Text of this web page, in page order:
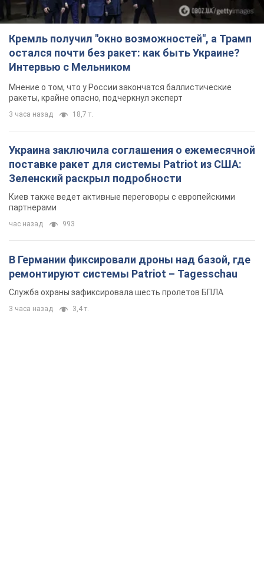
Кремль получил "окно возможностей", а Трамп
остался почти без ракет: как быть Украине?
Интервью с Мельником
Мнение о том, что у России закончатся баллистические
ракеты, крайне опасно, подчеркнул эксперт
3 часа назад 18,7 т.
Украина заключила соглашения о ежемесячной
поставке ракет для системы Patriot из США:
Зеленский раскрыл подробности
Киев также ведет активные переговоры с европейскими
партнерами
час назад 993
В Германии фиксировали дроны над базой, где
ремонтируют системы Patriot – Tagesschau
Служба охраны зафиксировала шесть пролетов БПЛА
3 часа назад 3,4 т.